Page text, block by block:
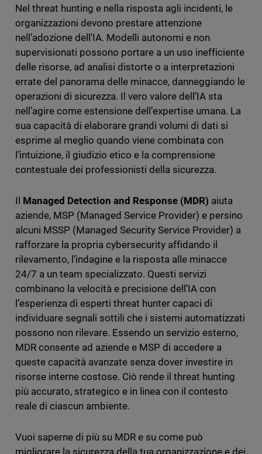
Nel threat hunting e nella risposta agli incidenti, le
organizzazioni devono prestare attenzione
nell’adozione dell’IA. Modelli autonomi e non
supervisionati possono portare a un uso inefficiente
delle risorse, ad analisi distorte o a interpretazioni
errate del panorama delle minacce, danneggiando le
operazioni di sicurezza. Il vero valore dell’IA sta
nell’agire come estensione dell’expertise umana. La
sua capacità di elaborare grandi volumi di dati si
esprime al meglio quando viene combinata con
l’intuizione, il giudizio etico e la comprensione
contestuale dei professionisti della sicurezza.
Il Managed Detection and Response (MDR) aiuta
aziende, MSP (Managed Service Provider) e persino
alcuni MSSP (Managed Security Service Provider) a
rafforzare la propria cybersecurity affidando il
rilevamento, l’indagine e la risposta alle minacce
24/7 a un team specializzato. Questi servizi
combinano la velocità e precisione dell’IA con
l’esperienza di esperti threat hunter capaci di
individuare segnali sottili che i sistemi automatizzati
possono non rilevare. Essendo un servizio esterno,
MDR consente ad aziende e MSP di accedere a
queste capacità avanzate senza dover investire in
risorse interne costose. Ciò rende il threat hunting
più accurato, strategico e in linea con il contesto
reale di ciascun ambiente.
Vuoi saperne di più su MDR e su come può